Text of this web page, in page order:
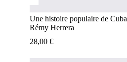
Une histoire populaire de Cuba
Rémy Herrera
28,00 €